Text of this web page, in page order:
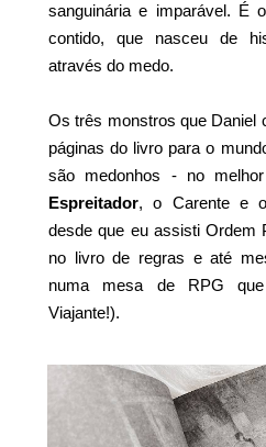
sanguinária e imparável. É
contido, que nasceu de
através do medo.
Os três monstros que Daniel
páginas do livro para o
são medonhos - no
Espreitador, o Carente e
desde que eu assisti Ordem
no livro de regras e até
numa mesa de RPG
Viajante!).